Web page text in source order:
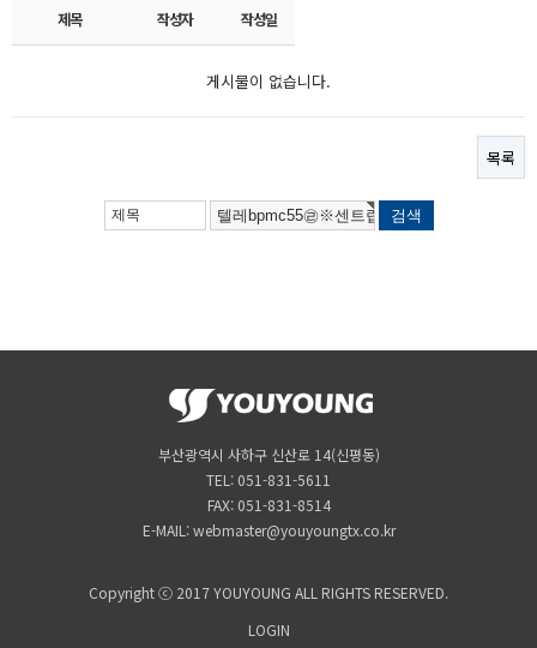
제목 작성자 작성일
게시물이 없습니다.
목록
부산광역시 사하구 신산로 14(신평동)
TEL: 051-831-5611
FAX: 051-831-8514
E-MAIL: webmaster@youyoungtx.co.kr
Copyright ⓒ 2017 YOUYOUNG ALL RIGHTS RESERVED.
LOGIN